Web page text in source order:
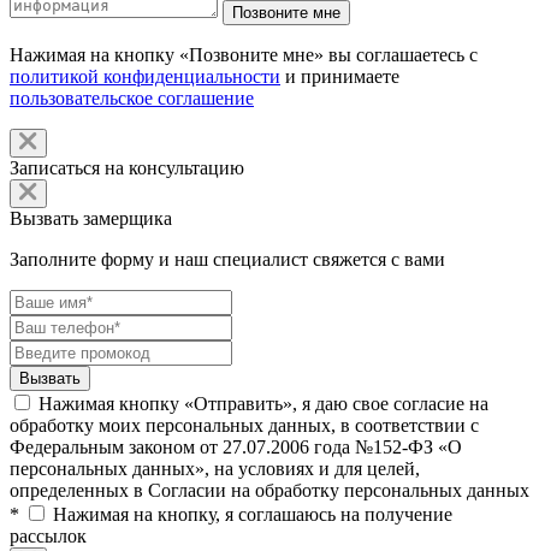
Нажимая на кнопку «Позвоните мне» вы соглашаетесь с
политикой конфиденциальности и принимаете
пользовательское соглашение
Записаться на консультацию
Вызвать замерщика
Заполните форму и наш специалист свяжется с вами
Нажимая кнопку «Отправить», я даю свое согласие на
обработку моих персональных данных, в соответствии с
Федеральным законом от 27.07.2006 года №152-ФЗ «О
персональных данных», на условиях и для целей,
определенных в Согласии на обработку персональных данных
*
Нажимая на кнопку, я соглашаюсь на получение
рассылок